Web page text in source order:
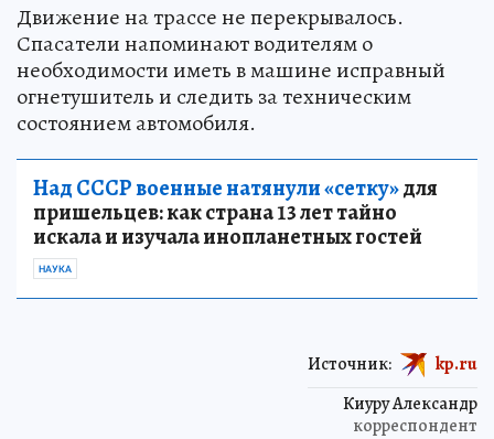
Движение на трассе не перекрывалось.
Спасатели напоминают водителям о
необходимости иметь в машине исправный
огнетушитель и следить за техническим
состоянием автомобиля.
Над СССР военные натянули «сетку»для
пришельцев: как страна 13 лет тайно
искала и изучала инопланетных гостей
НАУКА
Киуру Александр
корреспондент
Источник: kp.ru